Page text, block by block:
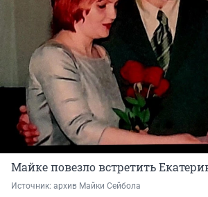
Майке повезло встретить
Источник: архив Майки Сейбола